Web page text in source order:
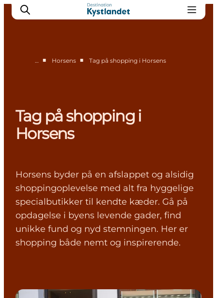
Spisesteder i Horsens
Oplevelser i Horsens
… ■ Horsens ■ Tag på shopping i Horsens
Tag på shopping i
Horsens
Horsens byder på en afslappet og alsidig
shoppingoplevelse med alt fra hyggelige
specialbutikker til kendte kæder. Gå på
opdagelse i byens levende gader, find
unikke fund og nyd stemningen. Her er
shopping både nemt og inspirerende.